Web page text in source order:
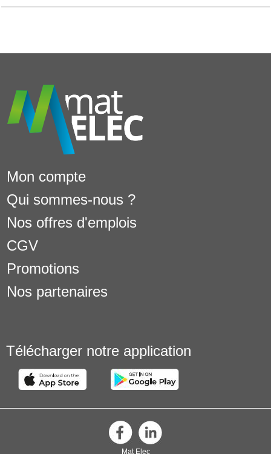
Mon compte
Qui sommes-nous ?
Nos offres d'emplois
CGV
Promotions
Nos partenaires
Télécharger notre application
Mat Elec